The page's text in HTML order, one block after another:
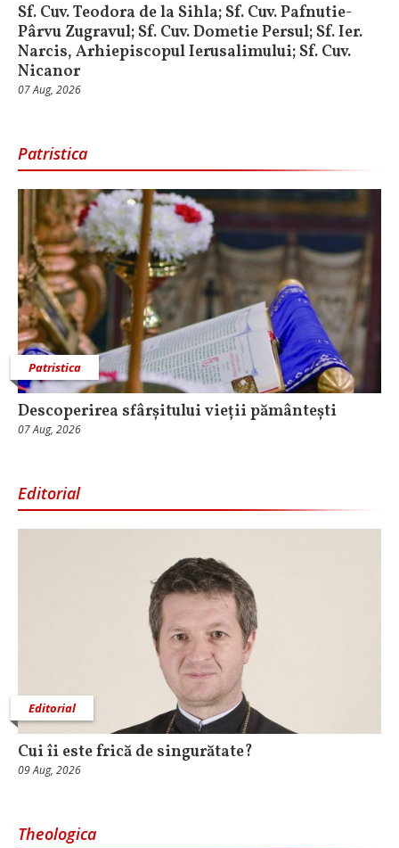
Sf. Cuv. Teodora de la Sihla; Sf. Cuv. Pafnutie-
Pârvu Zugravul; Sf. Cuv. Dometie Persul; Sf. Ier.
Narcis, Arhiepiscopul Ierusalimului; Sf. Cuv.
Nicanor
07 Aug, 2026
Patristica
Patristica
Descoperirea sfârșitului vieții pământești
07 Aug, 2026
Editorial
Editorial
Cui îi este frică de singurătate?
09 Aug, 2026
Theologica